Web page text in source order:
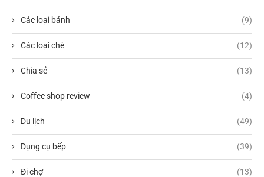
Các loại bánh (9)
Các loại chè (12)
Chia sẻ (13)
Coffee shop review (4)
Du lịch (49)
Dụng cụ bếp (39)
Đi chợ (13)